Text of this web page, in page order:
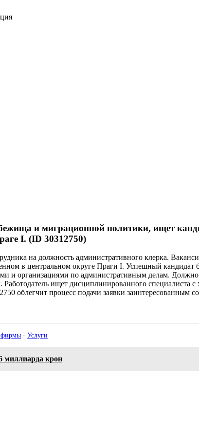
и миграционной политики, ищет
I. (ID 30312750)
на должность административного клерка.
в центральном округе Праги I. Успешный кандидат
и организациями по административным делам.
ищет дисциплинированного
процесс подачи заявки заинтересованным
фирмы · Услуги
миллиарда крон